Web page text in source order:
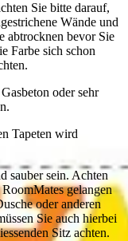
Sie bitte darauf,
Wände und
abtrocknen bevor Sie
Farbe sich schon
oder sehr
Tapeten wird
sauber sein. Achten
gelangen
oder anderen
Sie auch hierbei
Sitz achten.